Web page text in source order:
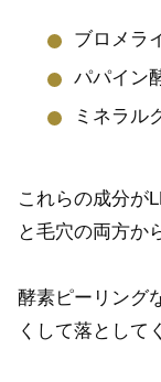
ブロメラ
パパイン
ミネラル
これらの成分が
と毛穴の両方か
酵素ピーリング
くして落として